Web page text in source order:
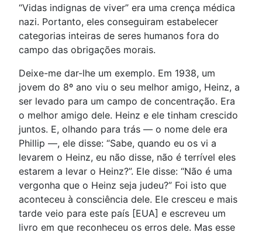
“Vidas indignas de viver” era uma crença médica
nazi. Portanto, eles conseguiram estabelecer
categorias inteiras de seres humanos fora do
campo das obrigações morais.
Deixe-me dar-lhe um exemplo. Em 1938, um
jovem do 8º ano viu o seu melhor amigo, Heinz, a
ser levado para um campo de concentração. Era
o melhor amigo dele. Heinz e ele tinham crescido
juntos. E, olhando para trás — o nome dele era
Phillip —, ele disse: “Sabe, quando eu os vi a
levarem o Heinz, eu não disse, não é terrível eles
estarem a levar o Heinz?”. Ele disse: “Não é uma
vergonha que o Heinz seja judeu?” Foi isto que
aconteceu à consciência dele. Ele cresceu e mais
tarde veio para este país [EUA] e escreveu um
livro em que reconheceu os erros dele. Mas esse